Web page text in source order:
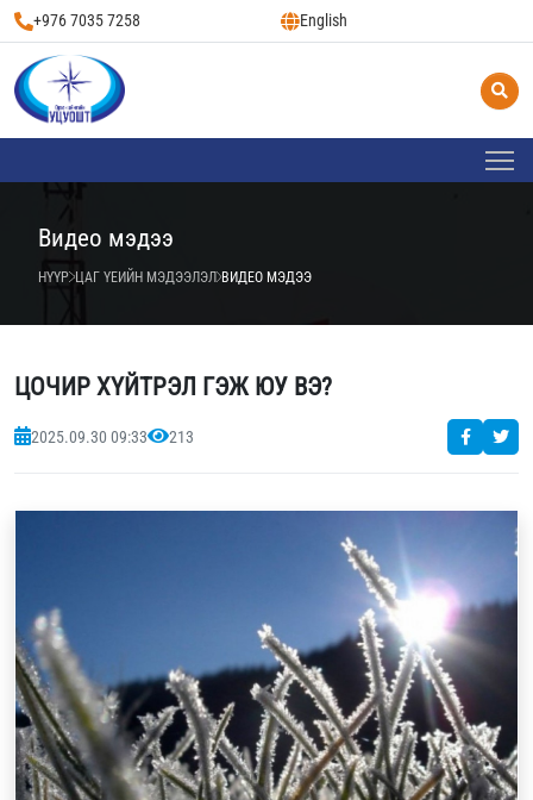
+976 7035 7258 English
Видео мэдээ
НҮҮР ЦАГ ҮЕИЙН МЭДЭЭЛЭЛ ВИДЕО МЭДЭЭ
ЦОЧИР ХҮЙТРЭЛ ГЭЖ ЮУ ВЭ?
2025.09.30 09:33 213